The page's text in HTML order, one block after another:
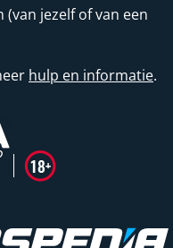
jezelf of van een
hulp en informatie.